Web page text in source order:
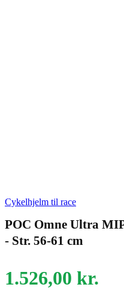
Cykelhjelm til race
POC Omne Ultra
- Str. 56-61 cm
1.526,00 kr.